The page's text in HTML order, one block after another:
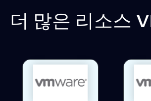
더 많은 리소스